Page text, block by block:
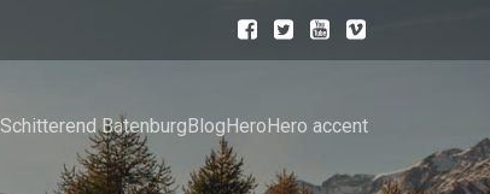
Schitterend BatenburgBlogHeroHero accent